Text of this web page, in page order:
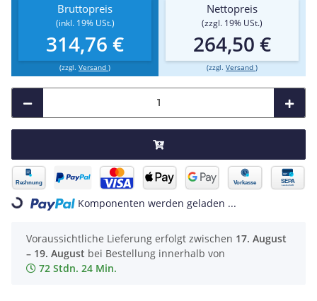
Bruttopreis
(inkl. 19% USt.)
314,76 €
(zzgl. Versand )
Nettopreis
(zzgl. 19% USt.)
264,50 €
(zzgl. Versand )
Loading... Komponenten werden geladen ...
Voraussichtliche Lieferung erfolgt zwischen 17. August
– 19. August bei Bestellung innerhalb von
72 Stdn. 24 Min.